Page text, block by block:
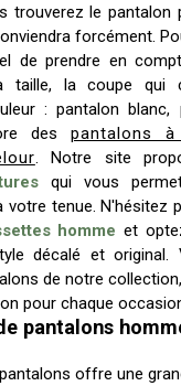
trouverez le pantalon
forcément.
de prendre en
taille, la coupe qui
: pantalon blanc,
des pantalons à
. Notre site
qui vous
votre tenue. N'hésitez
homme et
décalé et original.
de notre
pour chaque
pantalons
offre une